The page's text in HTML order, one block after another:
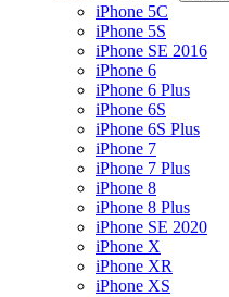
iPhone 5C
iPhone 5S
iPhone SE 2016
iPhone 6
iPhone 6 Plus
iPhone 6S
iPhone 6S Plus
iPhone 7
iPhone 7 Plus
iPhone 8
iPhone 8 Plus
iPhone SE 2020
iPhone X
iPhone XR
iPhone XS